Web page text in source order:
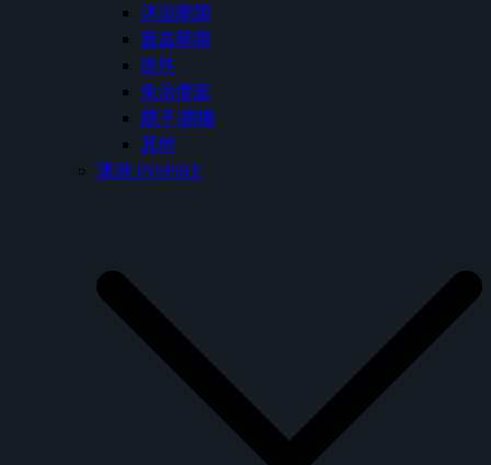
沐浴龍頭
面盆龍頭
掛件
免治便座
鏡子/鏡櫃
其他
澳洲 INSPiRE